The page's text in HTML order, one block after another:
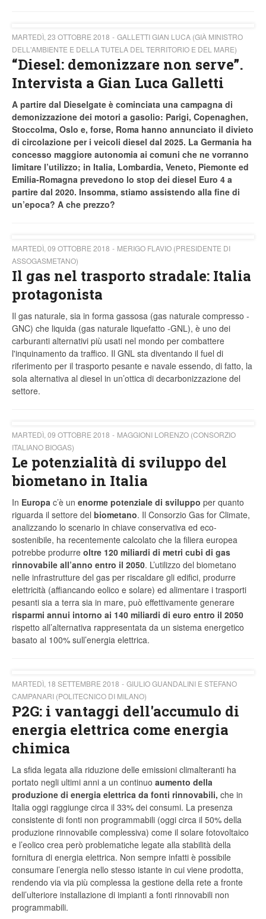
MARTEDÌ, 23 OTTOBRE 2018
GALLETTI GIAN LUCA (GIÀ MINISTRO
DELL'AMBIENTE E DELLA TUTELA DEL TERRITORIO E DEL MARE)
“Diesel: demonizzare non serve”.
Intervista a Gian Luca Galletti
A partire dal Dieselgate è cominciata una campagna di
demonizzazione dei motori a gasolio: Parigi, Copenaghen,
Stoccolma, Oslo e, forse, Roma hanno annunciato il divieto
di circolazione per i veicoli diesel dal 2025. La Germania ha
concesso maggiore autonomia ai comuni che ne vorranno
limitare l’utilizzo; in Italia, Lombardia, Veneto, Piemonte ed
Emilia-Romagna prevedono lo stop dei diesel Euro 4 a
partire dal 2020. Insomma, stiamo assistendo alla fine di
un’epoca? A che prezzo?
MARTEDÌ, 09 OTTOBRE 2018
MERIGO FLAVIO (PRESIDENTE DI
ASSOGASMETANO)
Il gas nel trasporto stradale: Italia
protagonista
Il gas naturale, sia in forma gassosa (gas naturale compresso -
GNC) che liquida (gas naturale liquefatto -GNL), è uno dei
carburanti alternativi più usati nel mondo per combattere
l'inquinamento da traffico. Il GNL sta diventando il fuel di
riferimento per il trasporto pesante e navale essendo, di fatto, la
sola alternativa al diesel in un’ottica di decarbonizzazione del
settore.
MARTEDÌ, 09 OTTOBRE 2018
MAGGIONI LORENZO (CONSORZIO
ITALIANO BIOGAS)
Le potenzialità di sviluppo del
biometano in Italia
In Europa c’è un enorme potenziale di sviluppo per quanto
riguarda il settore del biometano. Il Consorzio Gas for Climate,
analizzando lo scenario in chiave conservativa ed eco-
sostenibile, ha recentemente calcolato che la filiera europea
potrebbe produrre oltre 120 miliardi di metri cubi di gas
rinnovabile all’anno entro il 2050. L’utilizzo del biometano
nelle infrastrutture del gas per riscaldare gli edifici, produrre
elettricità (affiancando eolico e solare) ed alimentare i trasporti
pesanti sia a terra sia in mare, può effettivamente generare
risparmi annui intorno ai 140 miliardi di euro entro il 2050
rispetto all’alternativa rappresentata da un sistema energetico
basato al 100% sull’energia elettrica.
MARTEDÌ, 18 SETTEMBRE 2018
GIULIO GUANDALINI E STEFANO
CAMPANARI (POLITECNICO DI MILANO)
P2G: i vantaggi dell'accumulo di
energia elettrica come energia
chimica
La sfida legata alla riduzione delle emissioni climalteranti ha
portato negli ultimi anni a un continuo aumento della
produzione di energia elettrica da fonti rinnovabili, che in
Italia oggi raggiunge circa il 33% dei consumi. La presenza
consistente di fonti non programmabili (oggi circa il 50% della
produzione rinnovabile complessiva) come il solare fotovoltaico
e l’eolico crea però problematiche legate alla stabilità della
fornitura di energia elettrica. Non sempre infatti è possibile
consumare l’energia nello stesso istante in cui viene prodotta,
rendendo via via più complessa la gestione della rete a fronte
dell’ulteriore installazione di impianti a fonti rinnovabili non
programmabili.